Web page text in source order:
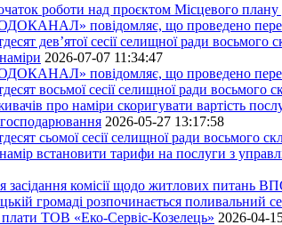
роботи над проєктом Місцевого плану
повідомляє, що проведено
дев’ятої сесії селищної ради восьмого
2026-07-07 11:34:47
повідомляє, що проведено
восьмої сесії селищної ради восьмого
про наміри скоригувати вартість
2026-05-27 13:17:58
сьомої сесії селищної ради восьмого
встановити тарифи на послуги з
засідання комісії щодо житлових питань
громаді розпочинається поливальний
ТОВ «Еко-Сервіс-Козелець» 2026-04-